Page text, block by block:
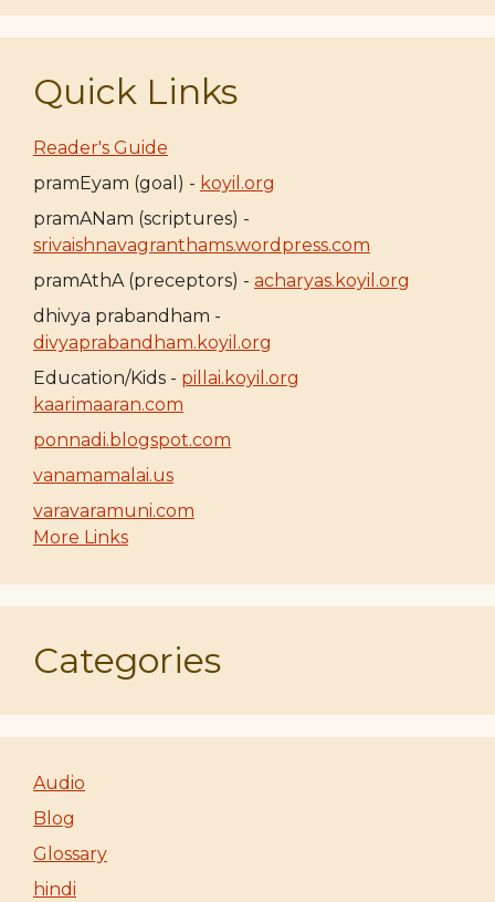
Quick Links
Reader's Guide
pramEyam (goal) - koyil.org
pramANam (scriptures) -
srivaishnavagranthams.wordpress.com
pramAthA (preceptors) - acharyas.koyil.org
dhivya prabandham -
divyaprabandham.koyil.org
Education/Kids - pillai.koyil.org
kaarimaaran.com
ponnadi.blogspot.com
vanamamalai.us
varavaramuni.com
More Links
Categories
Audio
Blog
Glossary
hindi